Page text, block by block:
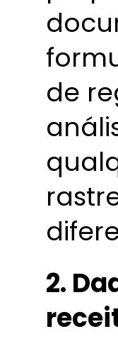
de
2.